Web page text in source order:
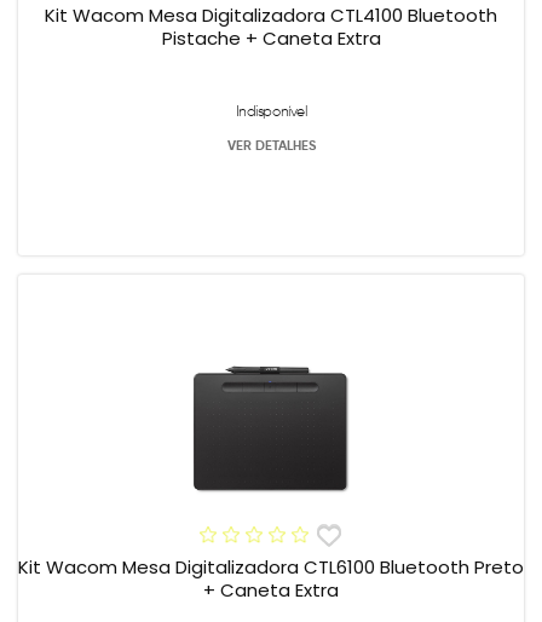
Kit Wacom Mesa Digitalizadora CTL4100 Bluetooth
Pistache + Caneta Extra
Indisponível
VER DETALHES
Kit Wacom Mesa Digitalizadora CTL6100 Bluetooth Preto
+ Caneta Extra